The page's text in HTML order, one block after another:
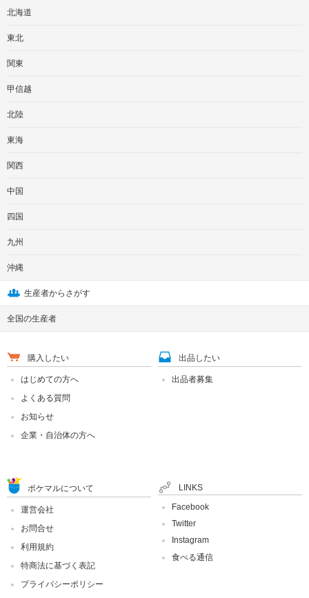
北海道
東北
関東
甲信越
北陸
東海
関西
中国
四国
九州
沖縄
生産者からさがす
全国の生産者
購入したい
はじめての方へ
よくある質問
お知らせ
企業・自治体の方へ
出品したい
出品者募集
ポケマルについて
運営会社
お問合せ
利用規約
特商法に基づく表記
プライバシーポリシー
LINKS
Facebook
Twitter
Instagram
食べる通信